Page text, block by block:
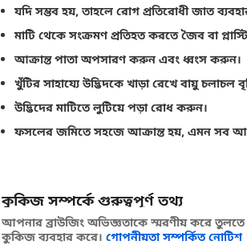
যদি সম্ভব হয়, তাহলে রোগ প্রতিরোধী জাত
মাটি থেকে সংক্রমণ প্রতিহত করতে জৈব বা
আক্রান্ত পাতা অপসারণ করুন এবং ধ্বংস করুন।
খুঁটির সাহায্যে উদ্ভিদকে খাড়া রেখে বায়ু চলাচল
উদ্ভিদের মাটিতে লুটিয়ে পড়া রোধ করুন।
ফসলের জমিতে সহজে আক্রান্ত হয়, এমন সব
জল ছিটানোর যন্ত্র বা উপর থেকে সেচ দেওয়ার
ফসল তোলার সাথে সাথেই জমি গভীরভাবে চাষ
সোলানাসি জাতের অন্তর্ভুক্ত নয়, এমন অনাবাসী
কুকিজ সম্পর্কে গুরুত্বপূর্ণ তথ্য
আপনার ব্রাউজিং অভিজ্ঞতাকে স্মরণীয় করে
কুকিজ ব্যবহার করে। গোপনীয়তা সম্পর্কিত নোটিশ